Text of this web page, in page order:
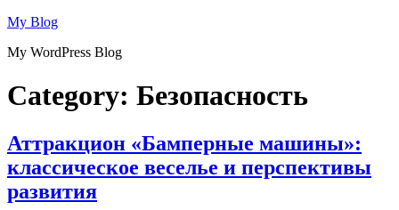
Skip
content
My Blog
My WordPress Blog
Category: Безопасность
Аттракцион «Бамперные машины»:
классическое веселье и перспективы
развития